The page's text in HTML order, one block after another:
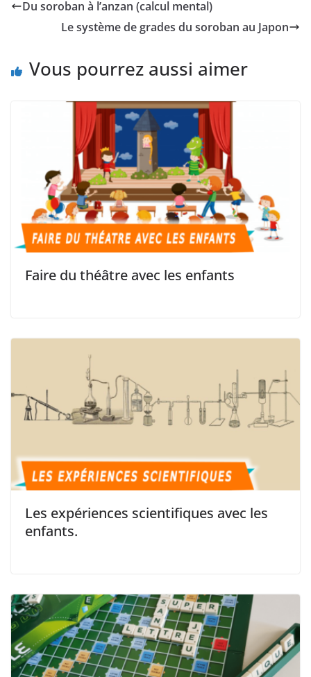
Du soroban à l’anzan (calcul mental)
Le système de grades du soroban au Japon
Vous pourrez aussi aimer
Faire du théâtre avec les enfants
Les expériences scientifiques avec les
enfants.